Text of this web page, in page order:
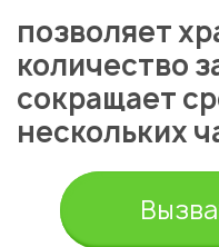
позволяет
количество
сокращает
нескольких